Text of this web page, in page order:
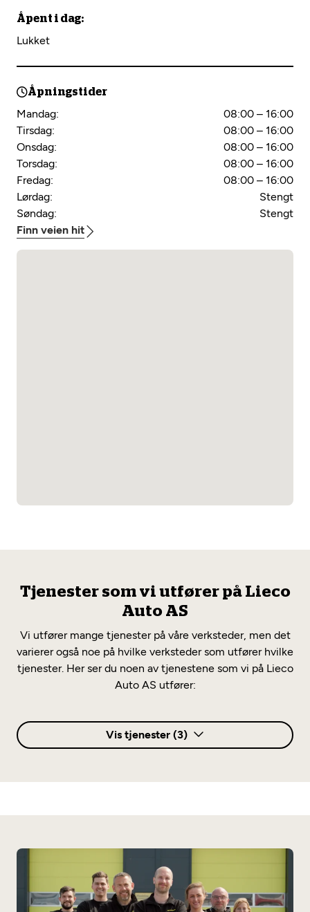
Åpent i dag:
Lukket
Åpningstider
Mandag:
08:00 – 16:00
Tirsdag:
08:00 – 16:00
Onsdag:
08:00 – 16:00
Torsdag:
08:00 – 16:00
Fredag:
08:00 – 16:00
Lørdag:
Stengt
Søndag:
Stengt
Finn veien hit
Tjenester som vi utfører på Lieco
Auto AS
Vi utfører mange tjenester på våre verksteder, men det
varierer også noe på hvilke verksteder som utfører hvilke
tjenester. Her ser du noen av tjenestene som vi på Lieco
Auto AS utfører:
Vis tjenester (3)
Elbilsertifisert
Service